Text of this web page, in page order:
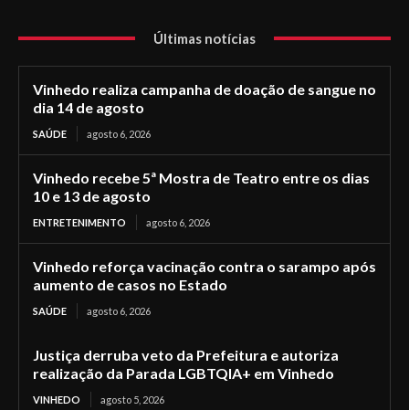
Últimas notícias
Vinhedo realiza campanha de doação de sangue no
dia 14 de agosto
SAÚDE agosto 6, 2026
Vinhedo recebe 5ª Mostra de Teatro entre os dias
10 e 13 de agosto
ENTRETENIMENTO agosto 6, 2026
Vinhedo reforça vacinação contra o sarampo após
aumento de casos no Estado
SAÚDE agosto 6, 2026
Justiça derruba veto da Prefeitura e autoriza
realização da Parada LGBTQIA+ em Vinhedo
VINHEDO agosto 5, 2026